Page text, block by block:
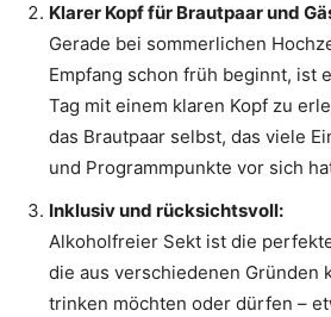
Klarer Kopf für Brautpaar und
Gerade bei sommerlichen
Empfang schon früh beginnt, ist
Tag mit einem klaren Kopf zu
das Brautpaar selbst, das viele
und Programmpunkte vor sich
Inklusiv und rücksichtsvoll:
Alkoholfreier Sekt ist die
die aus verschiedenen Gründen
trinken möchten oder dürfen –